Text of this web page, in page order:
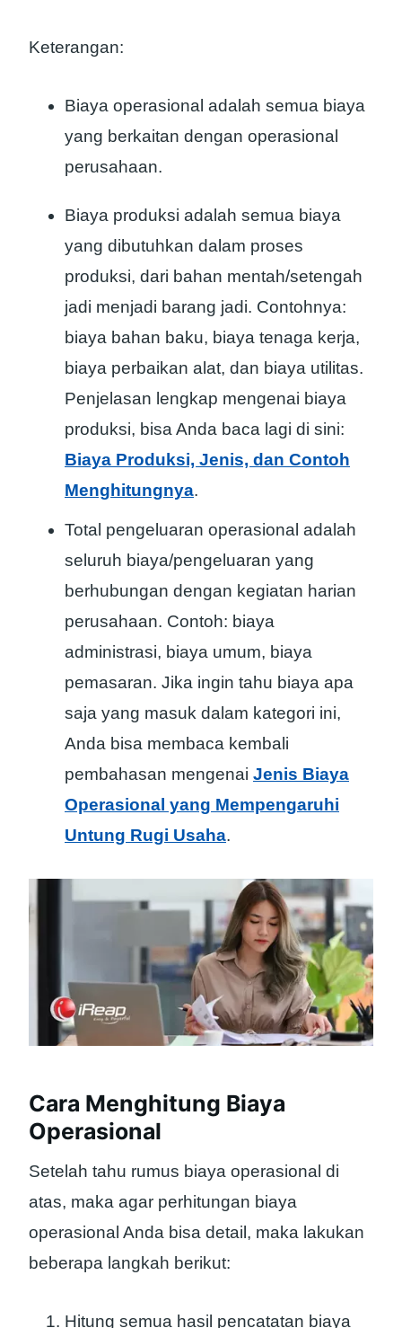
Keterangan:
Biaya operasional adalah semua biaya
yang berkaitan dengan operasional
perusahaan.
Biaya produksi adalah semua biaya
yang dibutuhkan dalam proses
produksi, dari bahan mentah/setengah
jadi menjadi barang jadi. Contohnya:
biaya bahan baku, biaya tenaga kerja,
biaya perbaikan alat, dan biaya utilitas.
Penjelasan lengkap mengenai biaya
produksi, bisa Anda baca lagi di sini:
Biaya Produksi, Jenis, dan Contoh
Menghitungnya.
Total pengeluaran operasional adalah
seluruh biaya/pengeluaran yang
berhubungan dengan kegiatan harian
perusahaan. Contoh: biaya
administrasi, biaya umum, biaya
pemasaran. Jika ingin tahu biaya apa
saja yang masuk dalam kategori ini,
Anda bisa membaca kembali
pembahasan mengenai Jenis Biaya
Operasional yang Mempengaruhi
Untung Rugi Usaha.
Cara Menghitung Biaya
Operasional
Setelah tahu rumus biaya operasional di
atas, maka agar perhitungan biaya
operasional Anda bisa detail, maka lakukan
beberapa langkah berikut:
Hitung semua hasil pencatatan biaya